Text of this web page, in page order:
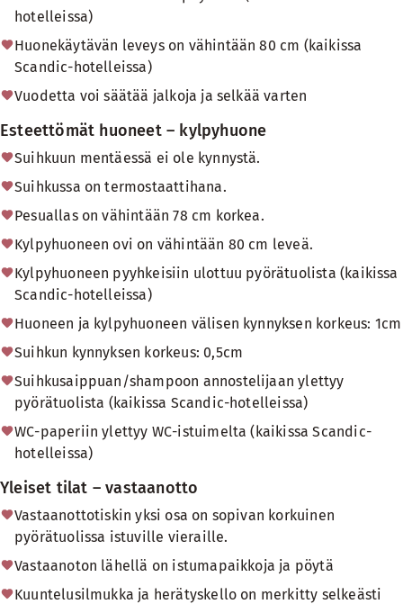
hotelleissa)
Huonekäytävän leveys on vähintään 80 cm (kaikissa
Scandic-hotelleissa)
Vuodetta voi säätää jalkoja ja selkää varten
Esteettömät huoneet – kylpyhuone
Suihkuun mentäessä ei ole kynnystä.
Suihkussa on termostaattihana.
Pesuallas on vähintään 78 cm korkea.
Kylpyhuoneen ovi on vähintään 80 cm leveä.
Kylpyhuoneen pyyhkeisiin ulottuu pyörätuolista (kaikissa
Scandic-hotelleissa)
Huoneen ja kylpyhuoneen välisen kynnyksen korkeus: 1cm
Suihkun kynnyksen korkeus: 0,5cm
Suihkusaippuan/shampoon annostelijaan ylettyy
pyörätuolista (kaikissa Scandic-hotelleissa)
WC-paperiin ylettyy WC-istuimelta (kaikissa Scandic-
hotelleissa)
Yleiset tilat – vastaanotto
Vastaanottotiskin yksi osa on sopivan korkuinen
pyörätuolissa istuville vieraille.
Vastaanoton lähellä on istumapaikkoja ja pöytä
Kuuntelusilmukka ja herätyskello on merkitty selkeästi